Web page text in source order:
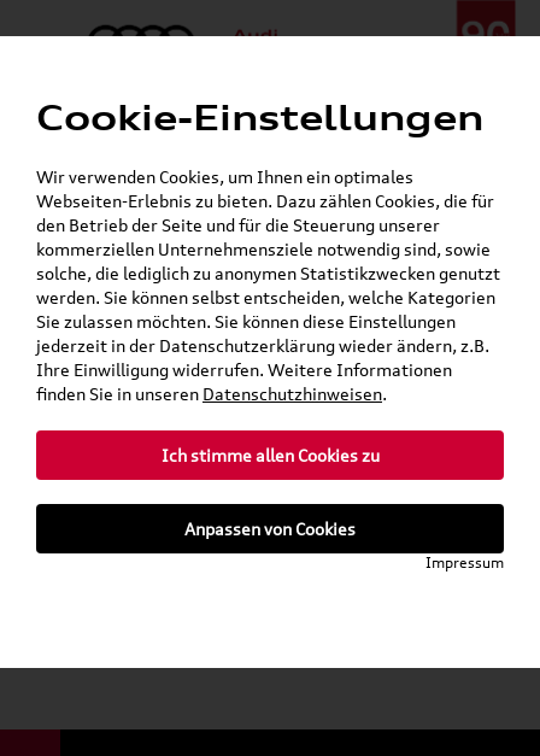
Menü
24h-Pannenhilfe:+49 (0)171 / 870 72 87
Gerade geöffnet
Verkauf:
Mo. - Fr. 08:00 - 19:00 Uhr Sa. 09:00 - 13:00 Uhr
Service:Mo. - Fr. 06:00 - 20:00 Uhr Sa. 08:00 - 13:00 Uhr
Jetzt sparen bei unseren
Dachboxen!
Grundträger zum Schnäppchenpreis
Cookie-Einstellungen
Wir verwenden Cookies, um Ihnen ein optimales
Webseiten-Erlebnis zu bieten. Dazu zählen Cookies, die für
den Betrieb der Seite und für die Steuerung unserer
kommerziellen Unternehmensziele notwendig sind, sowie
solche, die lediglich zu anonymen Statistikzwecken genutzt
werden. Sie können selbst entscheiden, welche Kategorien
Sie zulassen möchten. Sie können diese Einstellungen
jederzeit in der Datenschutzerklärung wieder ändern, z.B.
Ihre Einwilligung widerrufen. Weitere Informationen
finden Sie in unseren Datenschutzhinweisen.
Ich stimme allen Cookies zu
Anpassen von Cookies
Impressum